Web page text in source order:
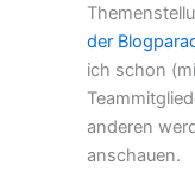
der
ich schon
anderen
anschauen.